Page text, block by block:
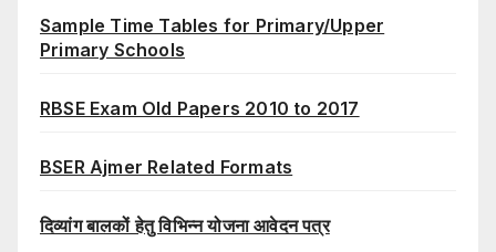
Sample Time Tables for Primary/Upper
Primary Schools
RBSE Exam Old Papers 2010 to 2017
BSER Ajmer Related Formats
दिव्यांग बालकों हेतु विभिन्न योजना आवेदन पत्र